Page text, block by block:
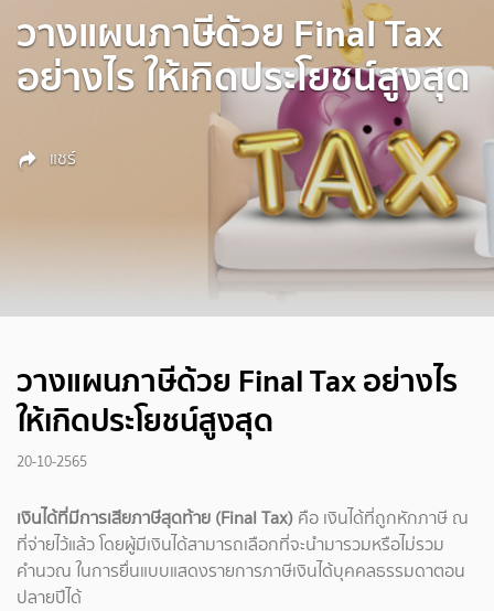
วางแผนภาษีด้วย Final Tax
อย่างไร ให้เกิดประโยชน์สูงสุด
แชร์
วางแผนภาษีด้วย Final Tax อย่างไร
ให้เกิดประโยชน์สูงสุด
20-10-2565
เงินได้ที่มีการเสียภาษีสุดท้าย (Final Tax) คือ เงินได้ที่ถูกหักภาษี ณ
ที่จ่ายไว้แล้ว โดยผู้มีเงินได้สามารถเลือกที่จะนำมารวมหรือไม่รวม
คำนวณ ในการยื่นแบบแสดงรายการภาษีเงินได้บุคคลธรรมดาตอน
ปลายปีได้